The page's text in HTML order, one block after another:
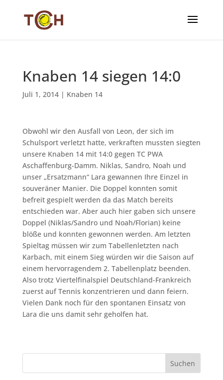
Knaben 14 siegen 14:0
Juli 1, 2014| Knaben 14
Obwohl wir den Ausfall von Leon, der sich im
Schulsport verletzt hatte, verkraften mussten siegten
unsere Knaben 14 mit 14:0 gegen TC PWA
Aschaffenburg-Damm. Niklas, Sandro, Noah und
unser „Ersatzmann“ Lara gewannen Ihre Einzel in
souveräner Manier. Die Doppel konnten somit
befreit gespielt werden da das Match bereits
entschieden war. Aber auch hier gaben sich unsere
Doppel (Niklas/Sandro und Noah/Florian) keine
blöße und konnten gewonnen werden. Am letzten
Spieltag müssen wir zum Tabellenletzten nach
Karbach, mit einem Sieg würden wir die Saison auf
einem hervorragendem 2. Tabellenplatz beenden.
Also trotz Viertelfinalspiel Deutschland-Frankreich
zuerst auf Tennis konzentrieren und dann feiern.
Vielen Dank noch für den spontanen Einsatz von
Lara die uns damit sehr geholfen hat.